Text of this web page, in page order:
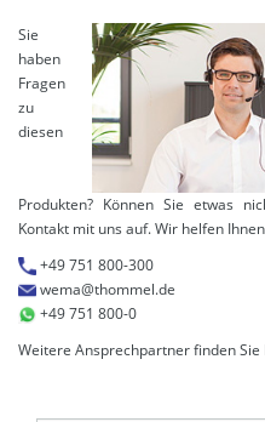
Sie
haben
Fragen
zu
diesen
Produkten? Können Sie etwas
Kontakt mit uns auf. Wir helfen
+49 751 800-300
wema@thommel.de
+49 751 800-0
Weitere Ansprechpartner finden Sie